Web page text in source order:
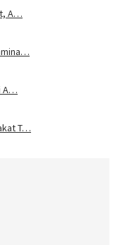
A…
A…
T…